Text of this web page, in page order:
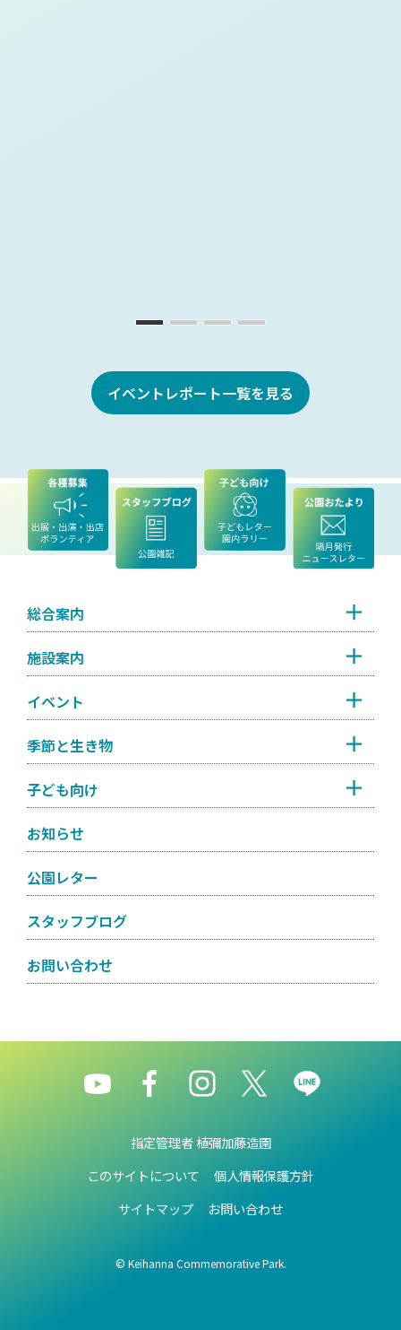
イベントレポート一覧を見る
総合案内
施設案内
イベント
季節と生き物
子ども向け
お知らせ
公園レター
スタッフブログ
お問い合わせ
指定管理者 植彌加藤造園
このサイトについて
個人情報保護方針
サイトマップ
お問い合わせ
© Keihanna Commemorative Park.